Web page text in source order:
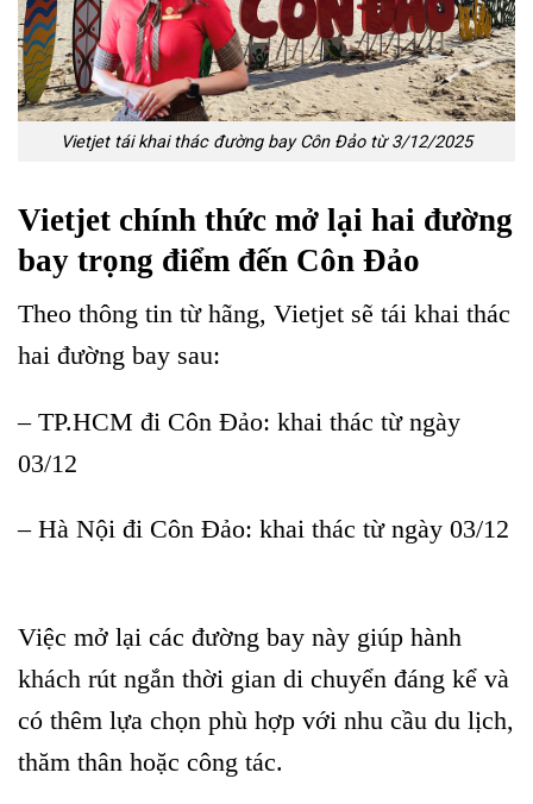
Vietjet tái khai thác đường bay Côn Đảo từ 3/12/2025
Vietjet chính thức mở lại hai đường
bay trọng điểm đến Côn Đảo
Theo thông tin từ hãng, Vietjet sẽ tái khai thác
hai đường bay sau:
– TP.HCM đi Côn Đảo: khai thác từ ngày
03/12
– Hà Nội đi Côn Đảo: khai thác từ ngày 03/12
Việc mở lại các đường bay này giúp hành
khách rút ngắn thời gian di chuyển đáng kể và
có thêm lựa chọn phù hợp với nhu cầu du lịch,
thăm thân hoặc công tác.